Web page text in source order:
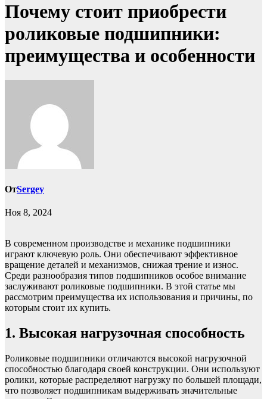
Почему стоит приобрести
роликовые подшипники:
преимущества и особенности
ОтSergey
Ноя 8, 2024
В современном производстве и механике подшипники
играют ключевую роль. Они обеспечивают эффективное
вращение деталей и механизмов, снижая трение и износ.
Среди разнообразия типов подшипников особое внимание
заслуживают роликовые подшипники. В этой статье мы
рассмотрим преимущества их использования и причины, по
которым стоит их купить.
1. Высокая нагрузочная способность
Роликовые подшипники отличаются высокой нагрузочной
способностью благодаря своей конструкции. Они используют
ролики, которые распределяют нагрузку по большей площади,
что позволяет подшипникам выдерживать значительные